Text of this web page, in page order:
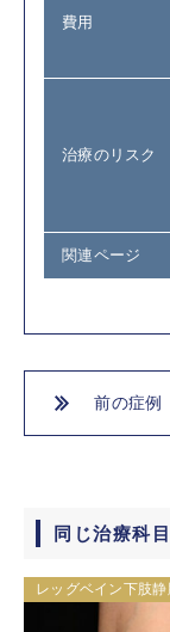
費用
治療のリスク
関連ページ
前の症例
同じ治療科
レッグベイン下肢